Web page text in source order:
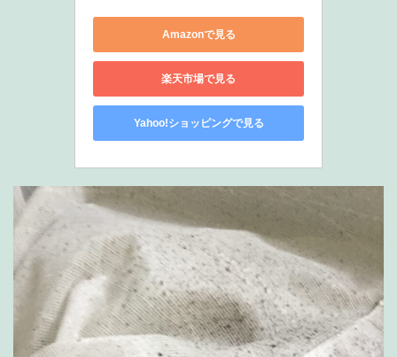
Amazonで見る
楽天市場で見る
Yahoo!ショッピングで見る